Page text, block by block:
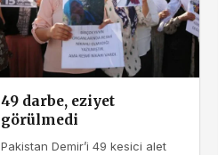
49 darbe, eziyet
görülmedi
Pakistan Demir’i 49 kesici alet